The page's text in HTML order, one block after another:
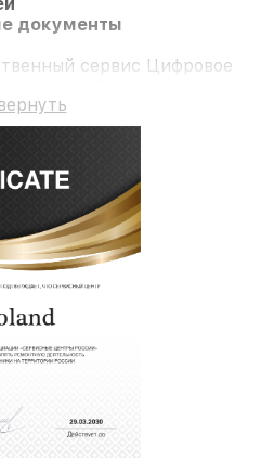
документы
сервис Цифровое